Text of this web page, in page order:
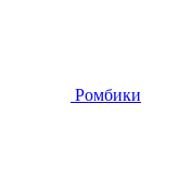
Ромбики